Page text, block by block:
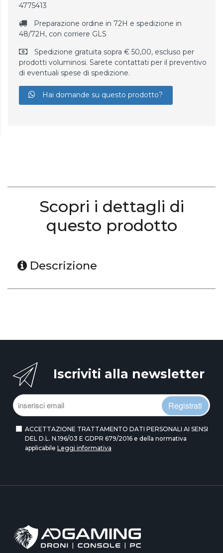
4775413
Preparazione ordine in 72H e spedizione in
48/72H, con corriere GLS
Spedizione gratuita sopra € 50,00, escluso per
prodotti voluminosi. Sarete contattati per il preventivo
di eventuali spese di spedizione.
Hai domande su questo prodotto?
Scopri i dettagli di
questo prodotto
Descrizione
Iscriviti alla newsletter
Registrati
ACCETTAZIONE TRATTAMENTO DATI PERSONALI AI SENSI
DEL D.L. N.196/03 E GDPR 679/2016 e della normativa
applicabile Leggi informativa